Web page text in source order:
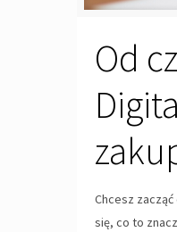
Od
Chcesz
się, co to